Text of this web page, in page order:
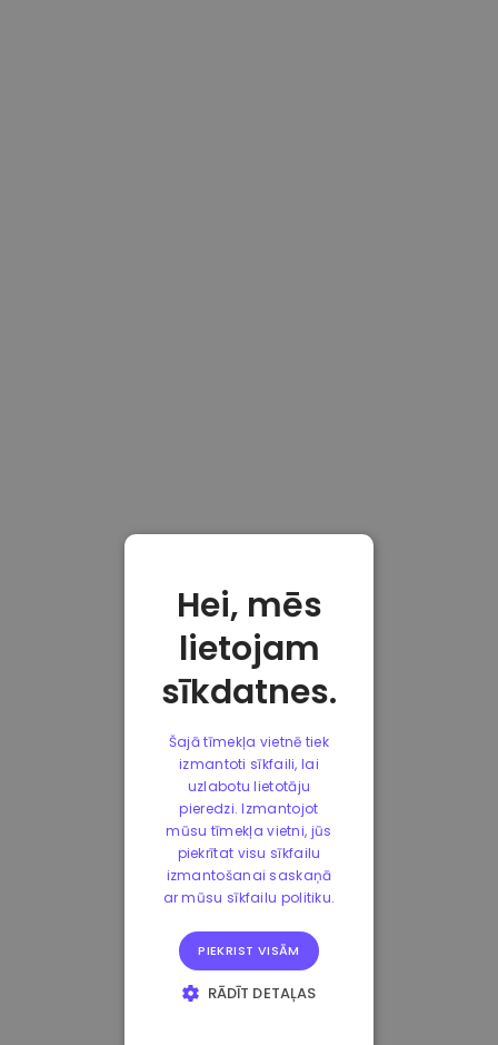
Hei, mēs
lietojam
sīkdatnes.
Šajā tīmekļa vietnē tiek
izmantoti sīkfaili, lai
uzlabotu lietotāju
pieredzi. Izmantojot
mūsu tīmekļa vietni, jūs
piekrītat visu sīkfailu
izmantošanai saskaņā
ar mūsu sīkfailu politiku.
PIEKRIST VISĀM
RĀDĪT DETAĻAS